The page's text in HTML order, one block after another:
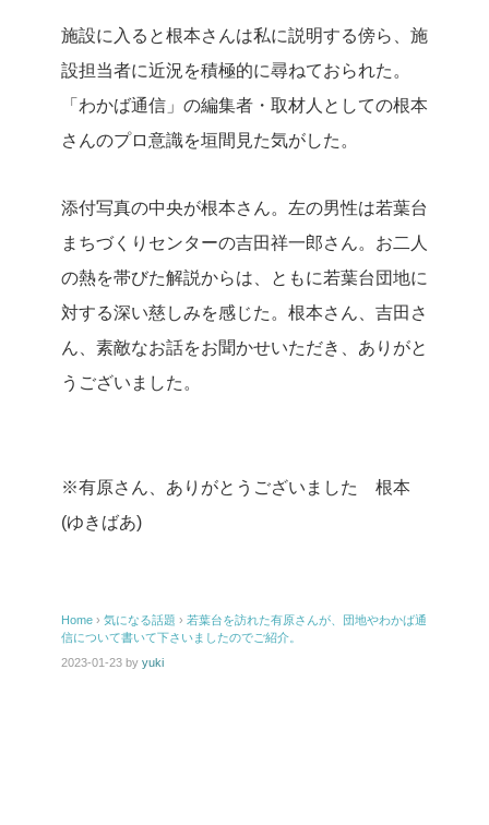
施設に入ると根本さんは私に説明する傍ら、施
設担当者に近況を積極的に尋ねておられた。
「わかば通信」の編集者・取材人としての根本
さんのプロ意識を垣間見た気がした。
添付写真の中央が根本さん。左の男性は若葉台
まちづくりセンターの吉田祥一郎さん。お二人
の熱を帯びた解説からは、ともに若葉台団地に
対する深い慈しみを感じた。根本さん、吉田さ
ん、素敵なお話をお聞かせいただき、ありがと
うございました。
※有原さん、ありがとうございました 根本
(ゆきばあ)
Home › 気になる話題 › 若葉台を訪れた有原さんが、団地やわかば通
信について書いて下さいましたのでご紹介。
2023-01-23 by yuki